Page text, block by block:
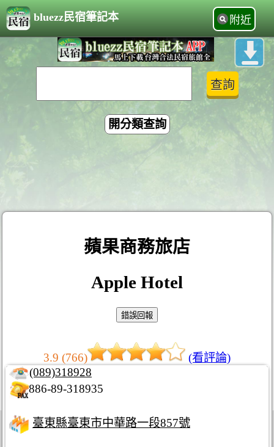
bluezz民宿筆記本 附近
開分類查詢
蘋果商務旅店
Apple Hotel
3.9 (766)
(看評論)
(089)318928
886-89-318935
臺東縣臺東市中華路一段857號